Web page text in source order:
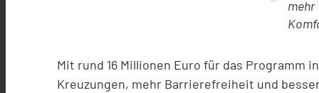
Mit rund 16 Millionen Euro für das Programm
Kreuzungen, mehr Barrierefreiheit und